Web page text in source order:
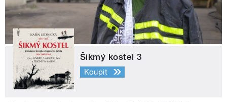
Šikmý kostel 3
Koupit